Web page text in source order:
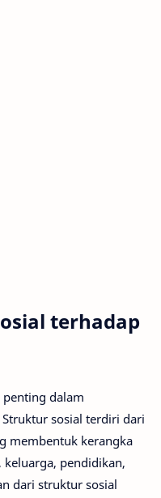
terhadap
dalam
sosial terdiri dari
membentuk kerangka
pendidikan,
dari struktur sosial